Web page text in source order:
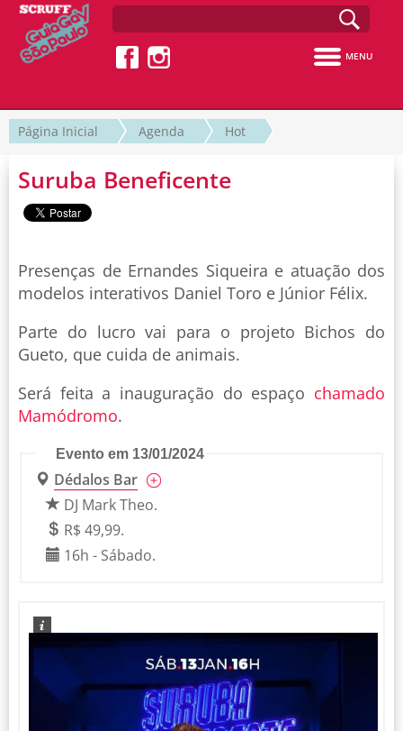
MENU
Página Inicial Agenda Hot
Suruba Beneficente
Presenças de Ernandes Siqueira e atuação dos
modelos interativos Daniel Toro e Júnior Félix.
Parte do lucro vai para o projeto Bichos do
Gueto, que cuida de animais.
Será feita a inauguração do espaço chamado
Mamódromo.
Evento em 13/01/2024
Dédalos Bar
DJ Mark Theo.
R$ 49,99.
16h - Sábado.